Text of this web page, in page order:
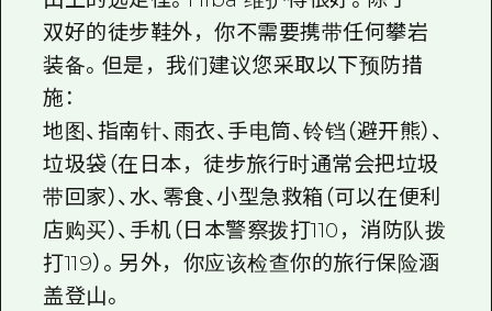
双好的徒步鞋外，你不需要携带任何攀岩
装备。但是，我们建议您采取以下预防措
施：
地图、指南针、雨衣、手电筒、铃铛（避开熊）、
垃圾袋（在日本，徒步旅行时通常会把垃圾
带回家）、水、零食、小型急救箱（可以在便利
店购买）、手机（日本警察拨打110，消防队拨
打119）。另外，你应该检查你的旅行保险涵
盖登山。